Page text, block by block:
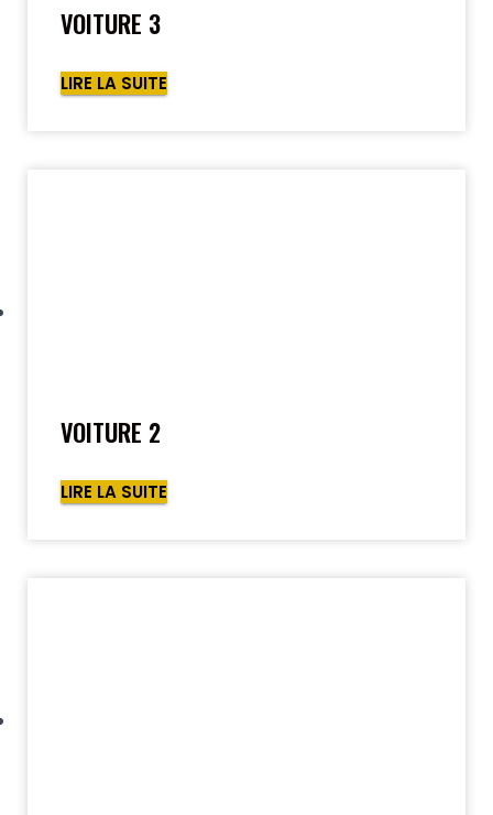
VOITURE 3
LIRE LA SUITE
VOITURE 2
LIRE LA SUITE